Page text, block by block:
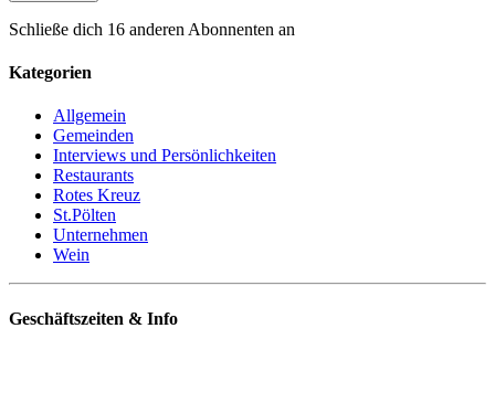
Schließe dich 16 anderen Abonnenten an
Kategorien
Allgemein
Gemeinden
Interviews und Persönlichkeiten
Restaurants
Rotes Kreuz
St.Pölten
Unternehmen
Wein
Geschäftszeiten & Info